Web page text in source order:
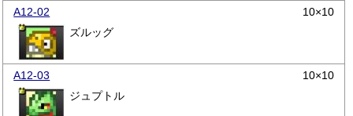
A12-02
10×10
ズルッグ
A12-03
10×10
ジュプトル